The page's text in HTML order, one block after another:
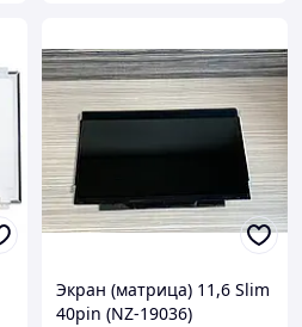
Экран (матрица) 11,6 Slim
40pin (NZ-19036)